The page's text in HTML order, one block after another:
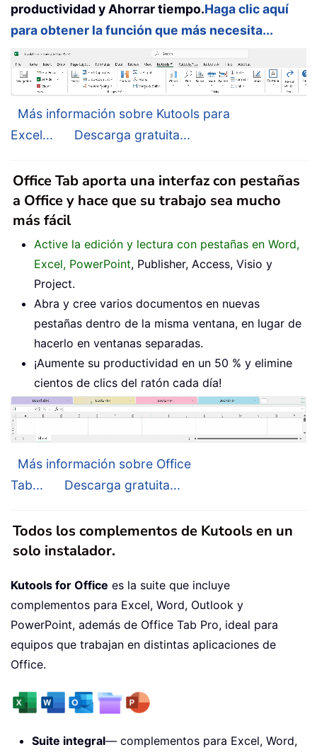
productividad y Ahorrar tiempo.Haga clic aquí
para obtener la función que más necesita...
Más información sobre Kutools para
Excel...
Descarga gratuita...
Office Tab aporta una interfaz con pestañas
a Office y hace que su trabajo sea mucho
más fácil
Active la edición y lectura con pestañas en Word,
Excel, PowerPoint, Publisher, Access, Visio y
Project.
Abra y cree varios documentos en nuevas
pestañas dentro de la misma ventana, en lugar de
hacerlo en ventanas separadas.
¡Aumente su productividad en un 50 % y elimine
cientos de clics del ratón cada día!
Más información sobre Office
Tab...
Descarga gratuita...
Todos los complementos de Kutools en un
solo instalador.
Kutools for Office es la suite que incluye
complementos para Excel, Word, Outlook y
PowerPoint, además de Office Tab Pro, ideal para
equipos que trabajan en distintas aplicaciones de
Office.
Suite integral— complementos para Excel, Word,